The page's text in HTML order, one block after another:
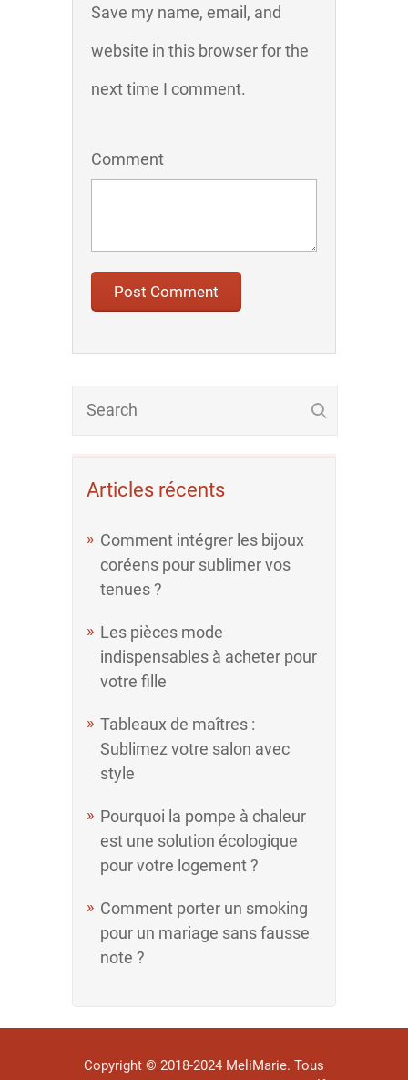
Articles récents
Comment intégrer les bijoux
coréens pour sublimer vos
tenues ?
Les pièces mode
indispensables à acheter pour
votre fille
Tableaux de maîtres :
Sublimez votre salon avec
style
Pourquoi la pompe à chaleur
est une solution écologique
pour votre logement ?
Comment porter un smoking
pour un mariage sans fausse
note ?
Save my name, email, and
website in this browser for the
next time I comment.
Comment
Copyright © 2018-2024 MeliMarie. Tous